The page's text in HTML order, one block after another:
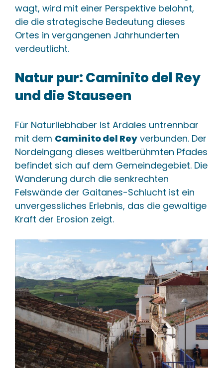
wagt, wird mit einer Perspektive belohnt,
die die strategische Bedeutung dieses
Ortes in vergangenen Jahrhunderten
verdeutlicht.
Natur pur: Caminito del Rey
und die Stauseen
Für Naturliebhaber ist Ardales untrennbar
mit dem Caminito del Rey verbunden. Der
Nordeingang dieses weltberühmten Pfades
befindet sich auf dem Gemeindegebiet. Die
Wanderung durch die senkrechten
Felswände der Gaitanes-Schlucht ist ein
unvergessliches Erlebnis, das die gewaltige
Kraft der Erosion zeigt.